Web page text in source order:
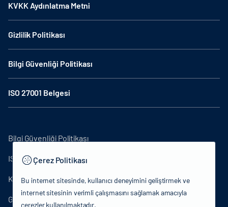
KVKK Aydınlatma Metni
Gizlilik Politikası
Bilgi Güvenliği Politikası
ISO 27001 Belgesi
Bilgi Güvenliği Politikası
ISO27001
KVKK Aydınlatma Metni
Gizlilik Politikası
Çerez Politikası
Bu internet sitesinde, kullanıcı deneyimini geliştirmek ve
internet sitesinin verimli çalışmasını sağlamak amacıyla
çerezler kullanılmaktadır.